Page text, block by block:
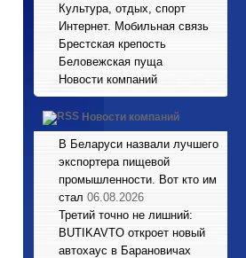
Культура, отдых, спорт
Интернет. Мобильная связь
Брестская крепость
Беловежская пуща
Новости компаний
Новости компаний
В Беларуси назвали лучшего
экспортера пищевой
промышленности. Вот кто им
стал 06.08.2026
Третий точно не лишний:
BUTIKAVTO откроет новый
автохаус в Барановичах